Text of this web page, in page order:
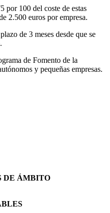
por 100 del coste de estas
2.500 euros por empresa.
de 3 meses desde que se
de Fomento de la
y pequeñas empresas.
DE ÁMBITO